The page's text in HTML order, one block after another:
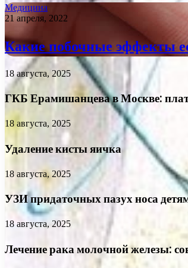
Медицина
21 апреля, 2022
Какие побочные эффекты
18 августа, 2025
ГКБ Ерамишанцева в Москве:
18 августа, 2025
Удаление кисты яичка
18 августа, 2025
УЗИ придаточных пазух носа
18 августа, 2025
Лечение рака молочной железы: